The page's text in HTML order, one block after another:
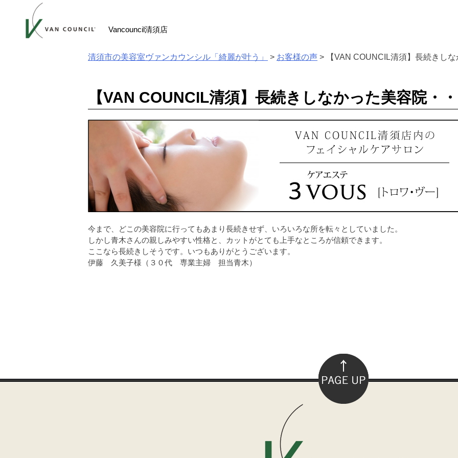
Vancouncil清須店
清須市の美容室ヴァンカウンシル「綺麗が叶う」 > お客様の声 > 【VAN COUNCIL清須】長続きし
【VAN COUNCIL清須】長続きしなかった美容院・・
今まで、どこの美容院に行ってもあまり長続きせず、いろいろな所を転々としていました。
しかし青木さんの親しみやすい性格と、カットがとても上手なところが信頼できます。
ここなら長続きしそうです。いつもありがとうございます。
伊藤 久美子様（３０代 専業主婦 担当青木）